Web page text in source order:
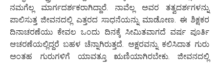
ನಮಗೆಲ್ಲ ಮಾರ್ಗದರ್ಶಕರಾಗಿದ್ದಾರೆ. ನಾವೆಲ್ಲ ಅವರ ತತ್ವದರ್ಶಗಳನ್ನು
ಪಾಲಿಸುತ್ತ ಜೀವನದಲ್ಲಿ ಎತ್ತರದ ಸಾಧನೆಯನ್ನು ಮಾಡೋಣ. ಈ ಶಿಕ್ಷಕರ
ದಿನಾಚರಣೆಯು ಕೇವಲ ಒಂದು ದಿನಕ್ಕೆ ಸೀಮಿತವಾಗದೆ ವರ್ಷ ಪೂರ್ತಿ
ಆಚರಣೆಯಲ್ಲಿದ್ದರೆ ಬಹಳ ಚೆನ್ನಾಗಿರುತ್ತದೆ. ಅಕ್ಷರವನ್ನು ಕಲಿಸಿದಾತ ಗುರು
ಅಂತಹ ಗುರುಗಳಿಗೆ ಯಾವತ್ತೂ ಋಣಿಯಾಗಿರಬೇಕು. ಜೀವನದಲ್ಲಿ